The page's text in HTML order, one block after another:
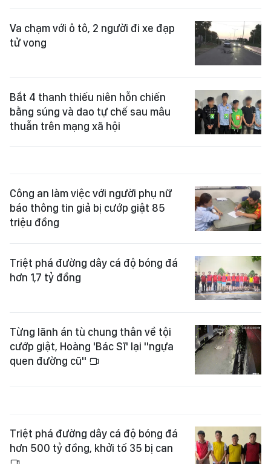
Va chạm với ô tô, 2 người đi xe đạp
tử vong
Bắt 4 thanh thiếu niên hỗn chiến
bằng súng và dao tự chế sau mâu
thuẫn trên mạng xã hội
Công an làm việc với người phụ nữ
báo thông tin giả bị cướp giật 85
triệu đồng
Triệt phá đường dây cá độ bóng đá
hơn 1,7 tỷ đồng
Từng lãnh án tù chung thân về tội
cướp giật, Hoàng 'Bác Sĩ' lại "ngựa
quen đường cũ"
Triệt phá đường dây cá độ bóng đá
hơn 500 tỷ đồng, khởi tố 35 bị can